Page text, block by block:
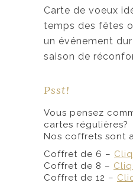
Carte de voeux
temps des fêtes
un événement
saison de
Psst!
Vous pensez
cartes régulières?
Nos coffrets sont
Coffret de 6 –
Coffret de 8 –
Coffret de 12 –